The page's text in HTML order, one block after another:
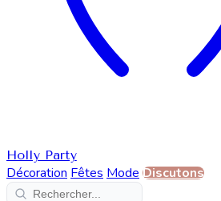
Holly Party
Décoration Fêtes Mode Discutons